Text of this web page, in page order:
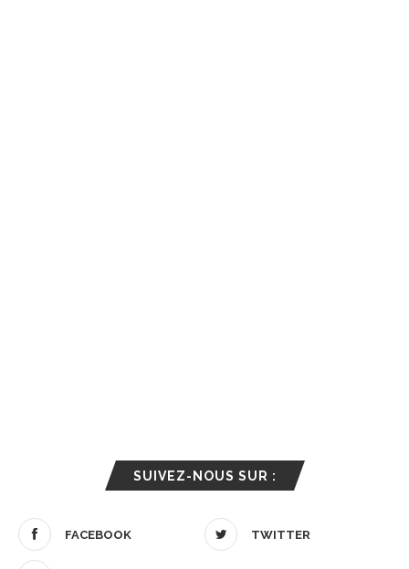
SUIVEZ-NOUS SUR :
FACEBOOK TWITTER